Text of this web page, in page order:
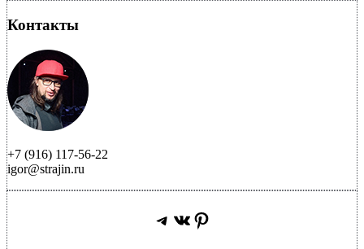
Контакты
+7 (916) 117-56-22
igor@strajin.ru
Telegram
ВКонтакте
Pinterest